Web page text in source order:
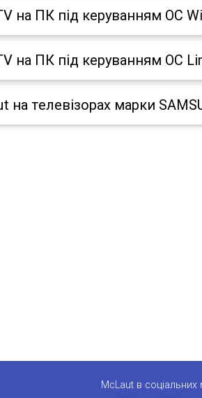
на ПК під керуванням ОС
на ПК під керуванням ОС
на телевізорах марки
McLaut в